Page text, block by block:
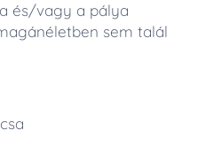
és/vagy a pálya
sem talál